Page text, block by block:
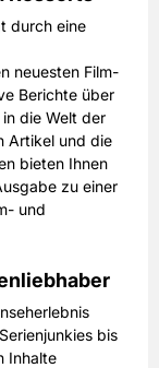
durch eine
neuesten Film-
Berichte über
die Welt der
Artikel und die
bieten Ihnen
zu einer
und
bis
Inhalte